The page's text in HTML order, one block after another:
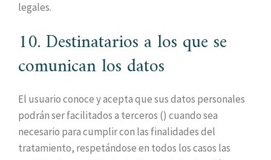
legales.
10. Destinatarios a los que se
comunican los datos
El usuario conoce y acepta que sus datos personales
podrán ser facilitados a terceros () cuando sea
necesario para cumplir con las finalidades del
tratamiento, respetándose en todos los casos las